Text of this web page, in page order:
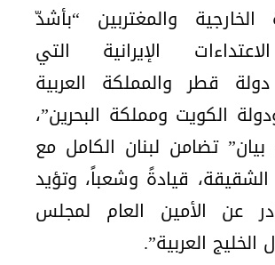
الخارجية والمغتربين “بأشدّ
الإيرانية التي
قطر والمملكة العربية
الكويت ومملكة البحرين”،
تضامن لبنان الكامل مع
قيادةً وشعباً، وتؤيد
عن الأمين العام لمجلس
الخليج العربية”.